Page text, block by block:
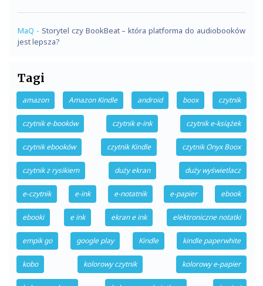
MaQ - Storytel czy BookBeat – która platforma do audiobooków
jest lepsza?
Tagi
amazon Amazon Kindle android boox czytnik
czytnik e-booków czytnik e-ink czytnik e-książek
czytnik ebooków czytnik Kindle czytnik Onyx Boox
czytnik z rysikiem duży ekran duży wyświetlacz
e-czytnik e-ink e-notatnik e-papier ebook
ebooki e ink ekran e ink elektroniczne notatki
empik go google play Kindle kindle paperwhite
kobo kolorowy czytnik kolorowy e-papier